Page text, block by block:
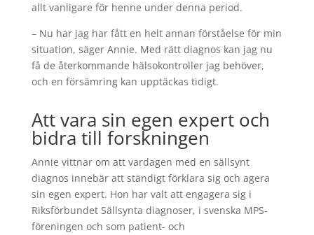
allt vanligare för henne under denna period.
– Nu har jag har fått en helt annan förståelse för min
situation, säger Annie. Med rätt diagnos kan jag nu
få de återkommande hälsokontroller jag behöver,
och en försämring kan upptäckas tidigt.
Att vara sin egen expert och
bidra till forskningen
Annie vittnar om att vardagen med en sällsynt
diagnos innebär att ständigt förklara sig och agera
sin egen expert. Hon har valt att engagera sig i
Riksförbundet Sällsynta diagnoser, i svenska MPS-
föreningen och som patient- och